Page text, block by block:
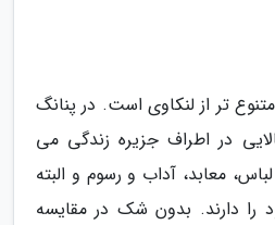
تر از لنکاوی است. در پنانگ
در اطراف جزیره زندگی می
معابد، آداب و رسوم و البته
را دارند. بدون شک در مقایسه